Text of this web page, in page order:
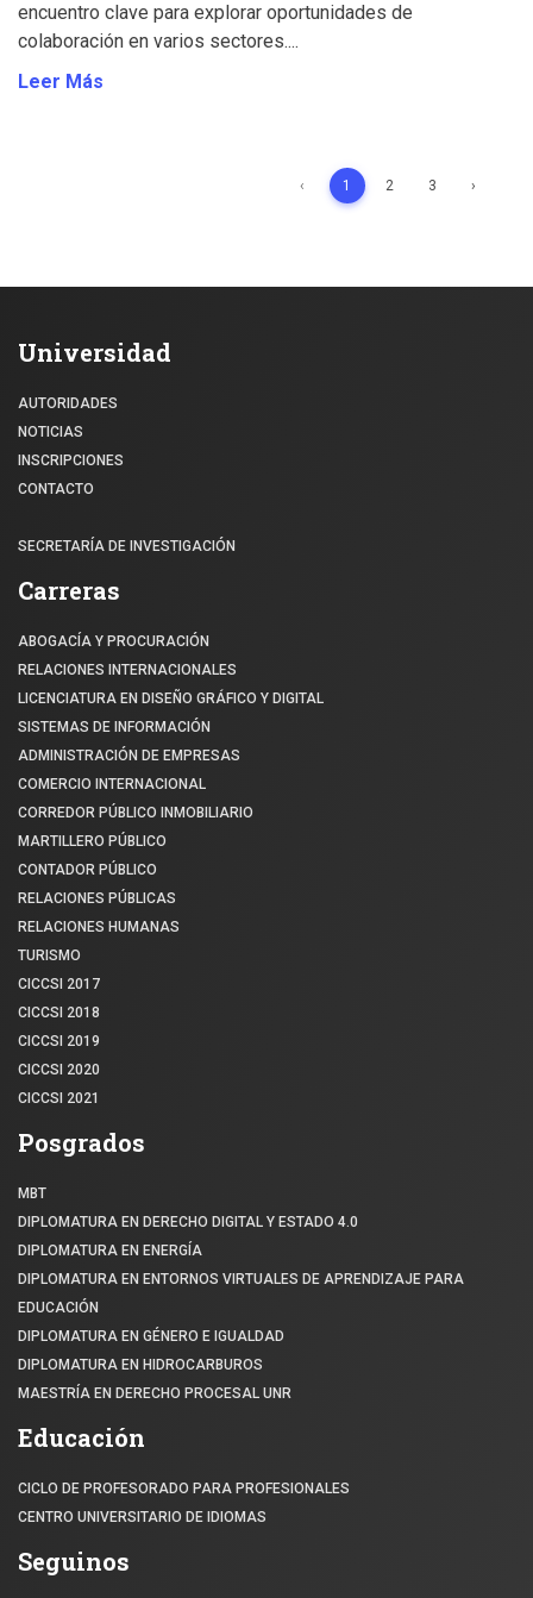
encuentro clave para explorar oportunidades de
colaboración en varios sectores....
Leer Más
‹ 1 2 3 ›
Universidad
AUTORIDADES
NOTICIAS
INSCRIPCIONES
CONTACTO
SECRETARÍA DE INVESTIGACIÓN
Carreras
ABOGACÍA Y PROCURACIÓN
RELACIONES INTERNACIONALES
LICENCIATURA EN DISEÑO GRÁFICO Y DIGITAL
SISTEMAS DE INFORMACIÓN
ADMINISTRACIÓN DE EMPRESAS
COMERCIO INTERNACIONAL
CORREDOR PÚBLICO INMOBILIARIO
MARTILLERO PÚBLICO
CONTADOR PÚBLICO
RELACIONES PÚBLICAS
RELACIONES HUMANAS
TURISMO
CICCSI 2017
CICCSI 2018
CICCSI 2019
CICCSI 2020
CICCSI 2021
Posgrados
MBT
DIPLOMATURA EN DERECHO DIGITAL Y ESTADO 4.0
DIPLOMATURA EN ENERGÍA
DIPLOMATURA EN ENTORNOS VIRTUALES DE APRENDIZAJE PARA
EDUCACIÓN
DIPLOMATURA EN GÉNERO E IGUALDAD
DIPLOMATURA EN HIDROCARBUROS
MAESTRÍA EN DERECHO PROCESAL UNR
Educación
CICLO DE PROFESORADO PARA PROFESIONALES
CENTRO UNIVERSITARIO DE IDIOMAS
Seguinos